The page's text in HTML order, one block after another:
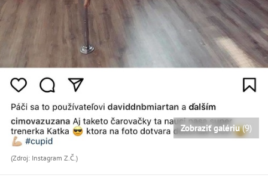
Zobraziť galériu(9)
(Zdroj: Instagram Z.Č.)